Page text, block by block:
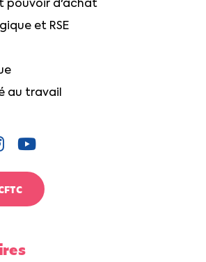
pouvoir d'achat
et RSE
au travail